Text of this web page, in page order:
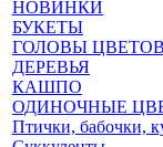
НОВИНКИ
БУКЕТЫ
ГОЛОВЫ ЦВЕТОВ
ДЕРЕВЬЯ
КАШПО
ОДИНОЧНЫЕ
Птички, бабочки,